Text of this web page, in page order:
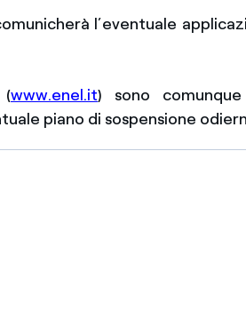
l’eventuale
(www.enel.it) sono
piano di sospensione